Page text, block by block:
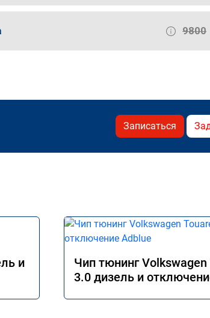
9800
Записаться
и
Чип тюнинг Volkswagen
3.0 дизель и